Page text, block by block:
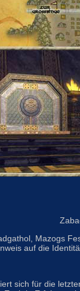
Mazogs
auf die
sich für die